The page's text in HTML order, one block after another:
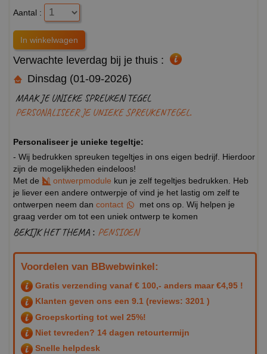
Aantal :
Verwachte leverdag bij je thuis :
Dinsdag (01-09-2026)
MAAK JE UNIEKE SPREUKEN TEGEL
PERSONALISEER JE UNIEKE SPREUKENTEGEL.
Personaliseer je unieke tegeltje:
- Wij bedrukken spreuken tegeltjes in ons eigen bedrijf. Hierdoor
zijn de mogelijkheden eindeloos!
Met de
ontwerpmodule kun je zelf tegeltjes bedrukken. Heb
je liever een andere ontwerpje of vind je het lastig om zelf te
ontwerpen neem dan contact
met ons op. Wij helpen je
graag verder om tot een uniek ontwerp te komen
BEKIJK HET THEMA : PENSIOEN
Voordelen van BBwebwinkel:
Gratis verzending vanaf € 100,- anders maar €4,95 !
Klanten geven ons een 9.1 (reviews: 3201 )
Groepskorting tot wel 25%!
Niet tevreden? 14 dagen retourtermijn
Snelle helpdesk